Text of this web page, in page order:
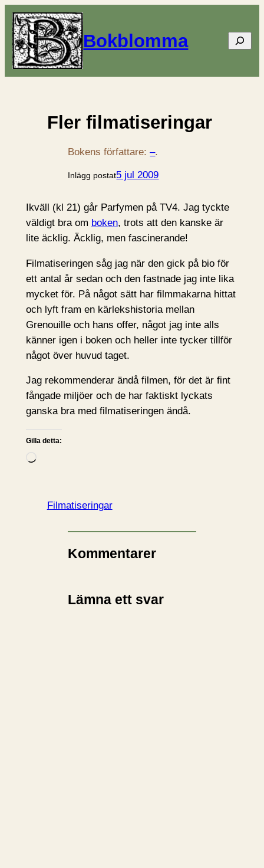
Bokblomma Sök
Fler filmatiseringar
Bokens författare:–.
Inlägg postat5 jul 2009
Ikväll (kl 21) går Parfymen på TV4. Jag tyckte
väldigt bra om boken, trots att den kanske är
lite äcklig. Äcklig, men fascinerande!
Filmatiseringen såg jag när den gick på bio för
ett antal år sedan och den fastnade jag inte lika
mycket för. På något sätt har filmmakarna hittat
och lyft fram en kärlekshistoria mellan
Grenouille och hans offer, något jag inte alls
känner igen i boken och heller inte tycker tillför
något över huvud taget.
Jag rekommenderar ändå filmen, för det är fint
fångade miljöer och de har faktiskt lyckats
ganska bra med filmatiseringen ändå.
Gilla detta:
L
Filmatiseringar
Kommentarer
Lämna ett svar